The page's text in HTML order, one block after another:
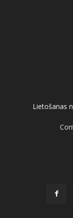
Lietošanas